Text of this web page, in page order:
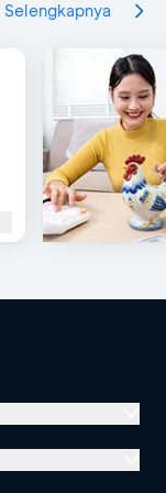
Selengkapnya